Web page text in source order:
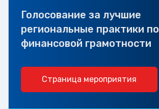
Голосование за лучшие
региональные практики по
финансовой грамотности
Страница мероприятия